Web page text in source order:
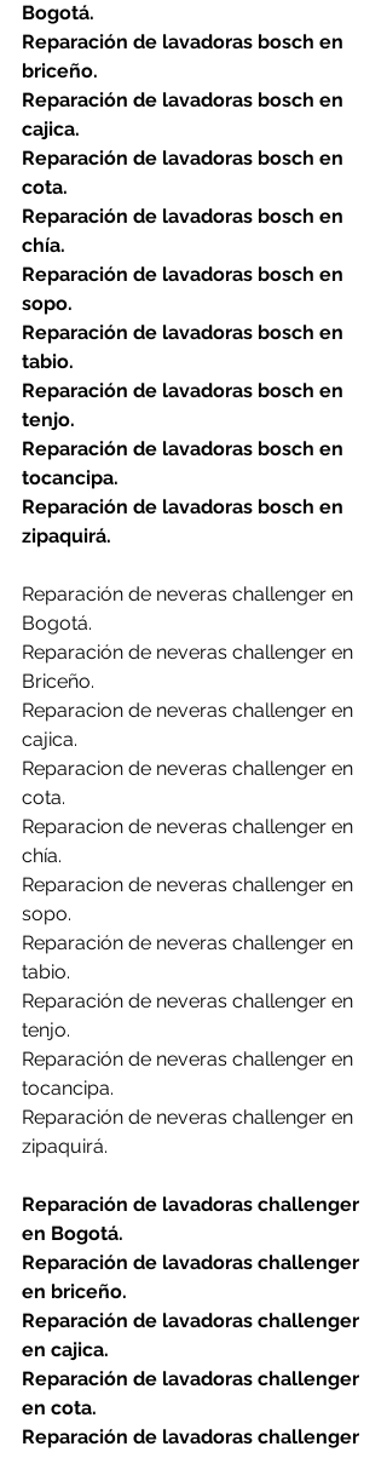
Bogotá.
Reparación de lavadoras bosch en
briceño.
Reparación de lavadoras bosch en
cajica.
Reparación de lavadoras bosch en
cota.
Reparación de lavadoras bosch en
chía.
Reparación de lavadoras bosch en
sopo.
Reparación de lavadoras bosch en
tabio.
Reparación de lavadoras bosch en
tenjo.
Reparación de lavadoras bosch en
tocancipa.
Reparación de lavadoras bosch en
zipaquirá.
Reparación de neveras challenger en
Bogotá.
Reparación de neveras challenger en
Briceño.
Reparacion de neveras challenger en
cajica.
Reparacion de neveras challenger en
cota.
Reparacion de neveras challenger en
chía.
Reparacion de neveras challenger en
sopo.
Reparación de neveras challenger en
tabio.
Reparación de neveras challenger en
tenjo.
Reparación de neveras challenger en
tocancipa.
Reparación de neveras challenger en
zipaquirá.
Reparación de lavadoras challenger
en Bogotá.
Reparación de lavadoras challenger
en briceño.
Reparación de lavadoras challenger
en cajica.
Reparación de lavadoras challenger
en cota.
Reparación de lavadoras challenger